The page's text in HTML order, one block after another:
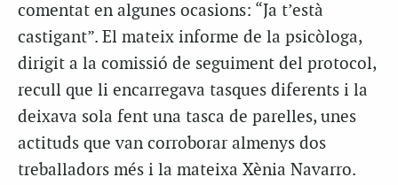
comentat en algunes ocasions: “Ja t’està
castigant”. El mateix informe de la psicòloga,
dirigit a la comissió de seguiment del protocol,
recull que li encarregava tasques diferents i la
deixava sola fent una tasca de parelles, unes
actituds que van corroborar almenys dos
treballadors més i la mateixa Xènia Navarro.